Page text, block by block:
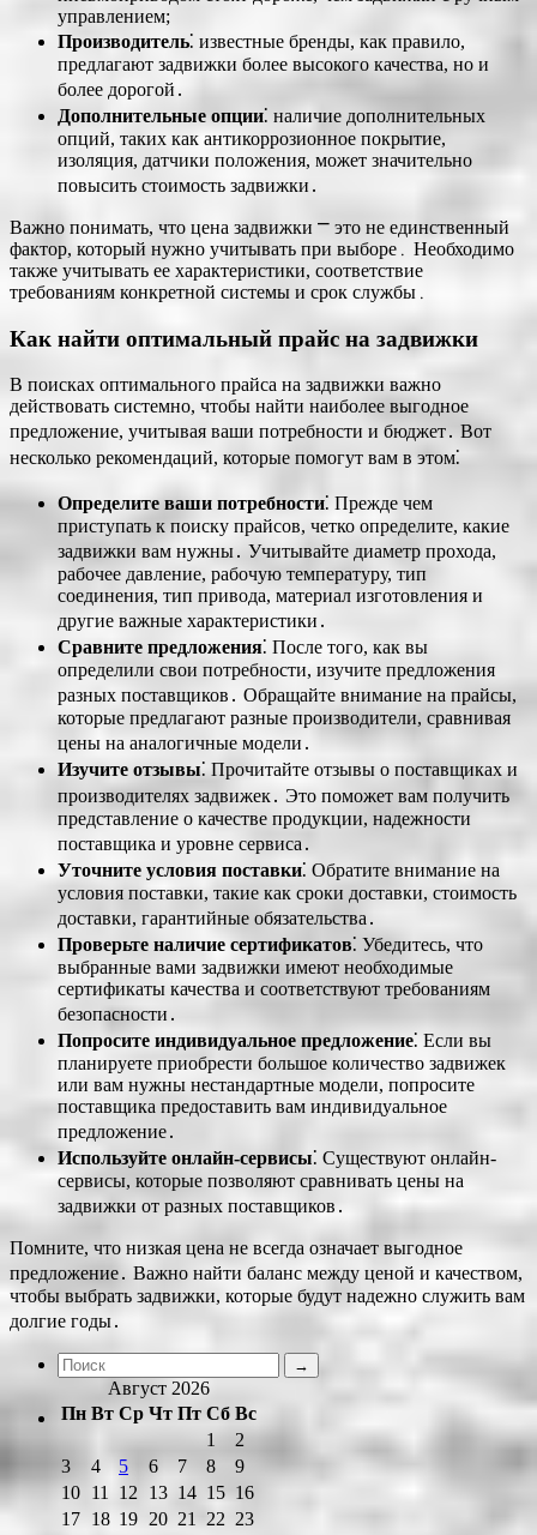
управлением;
Производитель⁚ известные бренды, как правило,
предлагают задвижки более высокого качества, но и
более дорогой․
Дополнительные опции⁚ наличие дополнительных
опций, таких как антикоррозионное покрытие,
изоляция, датчики положения, может значительно
повысить стоимость задвижки․
Важно понимать, что цена задвижки ⎻ это не единственный
фактор, который нужно учитывать при выборе․ Необходимо
также учитывать ее характеристики, соответствие
требованиям конкретной системы и срок службы․
Как найти оптимальный прайс на задвижки
В поисках оптимального прайса на задвижки важно
действовать системно, чтобы найти наиболее выгодное
предложение, учитывая ваши потребности и бюджет․ Вот
несколько рекомендаций, которые помогут вам в этом⁚
Определите ваши потребности⁚ Прежде чем
приступать к поиску прайсов, четко определите, какие
задвижки вам нужны․ Учитывайте диаметр прохода,
рабочее давление, рабочую температуру, тип
соединения, тип привода, материал изготовления и
другие важные характеристики․
Сравните предложения⁚ После того, как вы
определили свои потребности, изучите предложения
разных поставщиков․ Обращайте внимание на прайсы,
которые предлагают разные производители, сравнивая
цены на аналогичные модели․
Изучите отзывы⁚ Прочитайте отзывы о поставщиках и
производителях задвижек․ Это поможет вам получить
представление о качестве продукции, надежности
поставщика и уровне сервиса․
Уточните условия поставки⁚ Обратите внимание на
условия поставки, такие как сроки доставки, стоимость
доставки, гарантийные обязательства․
Проверьте наличие сертификатов⁚ Убедитесь, что
выбранные вами задвижки имеют необходимые
сертификаты качества и соответствуют требованиям
безопасности․
Попросите индивидуальное предложение⁚ Если вы
планируете приобрести большое количество задвижек
или вам нужны нестандартные модели, попросите
поставщика предоставить вам индивидуальное
предложение․
Используйте онлайн-сервисы⁚ Существуют онлайн-
сервисы, которые позволяют сравнивать цены на
задвижки от разных поставщиков․
Помните, что низкая цена не всегда означает выгодное
предложение․ Важно найти баланс между ценой и качеством,
чтобы выбрать задвижки, которые будут надежно служить вам
долгие годы․
Август 2026
Пн Вт Ср Чт Пт Сб Вс
1
2
3
4 5 6 7 8
9
10 11 12 13 14 15 16
17 18 19 20 21 22 23